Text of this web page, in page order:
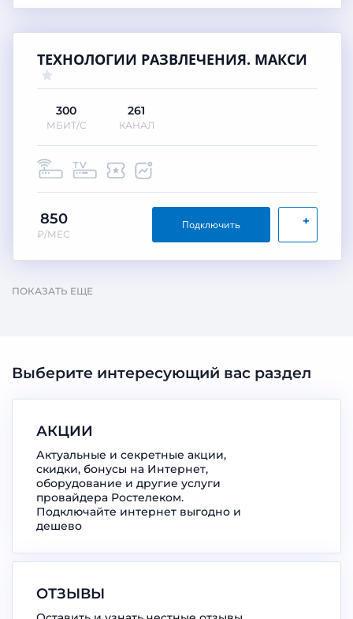
ТЕХНОЛОГИИ РАЗВЛЕЧЕНИЯ. МАКСИ
300
МБИТ/С
261
КАНАЛ
850
₽/МЕС
+
Подключить
ПОКАЗАТЬ ЕЩЕ
Выберите интересующий вас раздел
АКЦИИ
Актуальные и секретные акции,
скидки, бонусы на Интернет,
оборудование и другие услуги
провайдера Ростелеком.
Подключайте интернет выгодно и
дешево
ОТЗЫВЫ